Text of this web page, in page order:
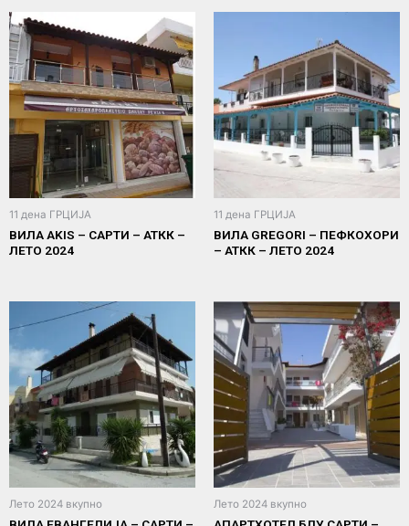
11 дена ГРЦИЈА
ВИЛА AKIS – САРТИ – АТКК –
ЛЕТО 2024
11 дена ГРЦИЈА
ВИЛА GREGORI – ПЕФКОХОРИ
– АТКК – ЛЕТО 2024
Лето 2024 вкупно Лето 2024 вкупно